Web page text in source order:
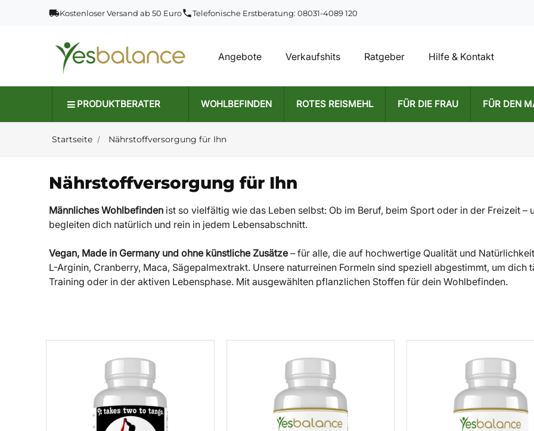
local_shippingKostenloser Versand ab 50 EurophoneTelefonische Erstberatung: 08031-4089 120
Angebote Verkaufshits Ratgeber Hilfe & Kontakt
PRODUKTBERATER WOHLBEFINDEN ROTES REISMEHL FÜR DIE FRAU FÜR DEN
Startseite Nährstoffversorgung für Ihn
Nährstoffversorgung für Ihn
Männliches Wohlbefinden ist so vielfältig wie das Leben selbst: Ob im Beruf, beim Sport oder in der Freizeit
begleiten dich natürlich und rein in jedem Lebensabschnitt.
Vegan, Made in Germany und ohne künstliche Zusätze– für alle, die auf hochwertige Qualität und
L-Arginin, Cranberry, Maca, Sägepalmextrakt. Unsere naturreinen Formeln sind speziell abgestimmt, um
Training oder in der aktiven Lebensphase. Mit ausgewählten pflanzlichen Stoffen für dein Wohlbefinden.